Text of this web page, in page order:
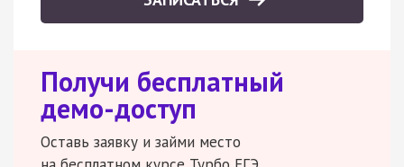
Получи бесплатный
демо-доступ
Оставь заявку и займи место